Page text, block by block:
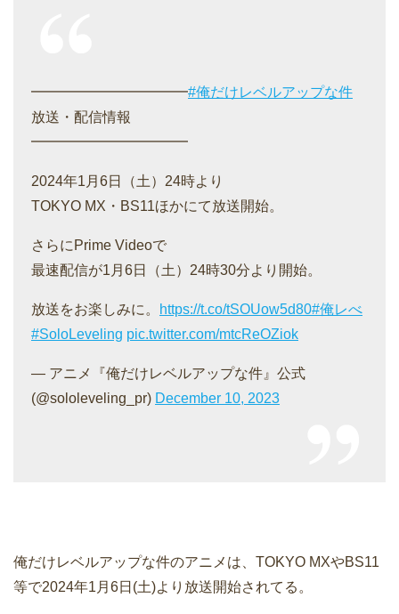
━━━━━━━━━━━#俺だけレベルアップな件
放送・配信情報
━━━━━━━━━━━
2024年1月6日（土）24時より
TOKYO MX・BS11ほかにて放送開始。
さらにPrime Videoで
最速配信が1月6日（土）24時30分より開始。
放送をお楽しみに。 https://t.co/tSOUow5d80#俺レべ
#SoloLeveling pic.twitter.com/mtcReOZiok
— アニメ『俺だけレベルアップな件』公式
(@sololeveling_pr) December 10, 2023
俺だけレベルアップな件のアニメは、TOKYO MXやBS11
等で2024年1月6日(土)より放送開始されてる。